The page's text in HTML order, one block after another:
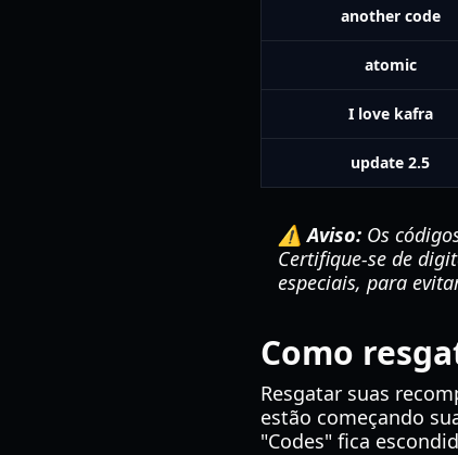
another code
atomic
I love kafra
update 2.5
⚠️ Aviso: Os
Certifique-se de
especiais, para
Como
Resgatar suas
estão começando
"Codes" fica